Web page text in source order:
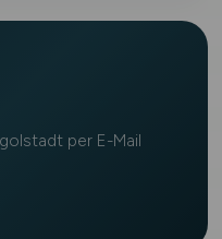
per E-Mail